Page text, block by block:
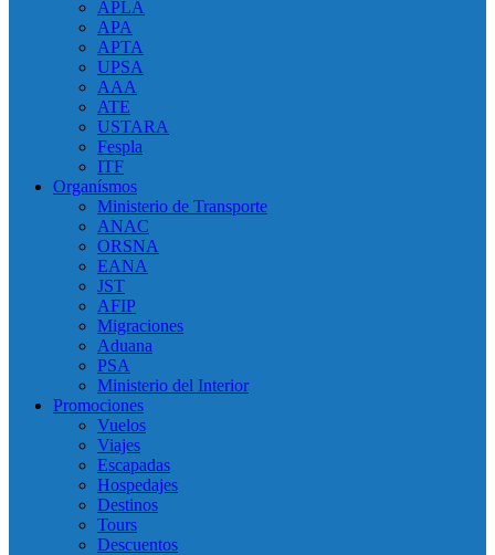
APLA
APA
APTA
UPSA
AAA
ATE
USTARA
Fespla
ITF
Organísmos
Ministerio de Transporte
ANAC
ORSNA
EANA
JST
AFIP
Migraciones
Aduana
PSA
Ministerio del Interior
Promociones
Vuelos
Viajes
Escapadas
Hospedajes
Destinos
Tours
Descuentos